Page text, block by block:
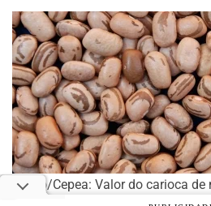
Feijão/Cepea: Valor do carioca